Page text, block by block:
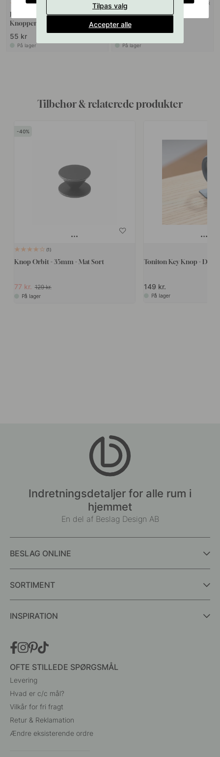
Boreskabelonen til Greb &
Knopper
55 kr
På lager
+ FARVER
På lager
Tilbehør & relaterede produkter
40
1
Knop Orbit - 35mm - Mat Sort
77 kr. 129 kr.
På lager
Toniton Key Knop - Deep
149 kr.
På lager
Indretningsdetaljer for alle rum i
hjemmet
En del af Beslag Design AB
BESLAG ONLINE
SORTIMENT
INSPIRATION
OFTE STILLEDE SPØRGSMÅL
Levering
Hvad er c/c mål?
Vilkår for fri fragt
Retur & Reklamation
Ændre eksisterende ordre
Tilpas valg
Accepter alle